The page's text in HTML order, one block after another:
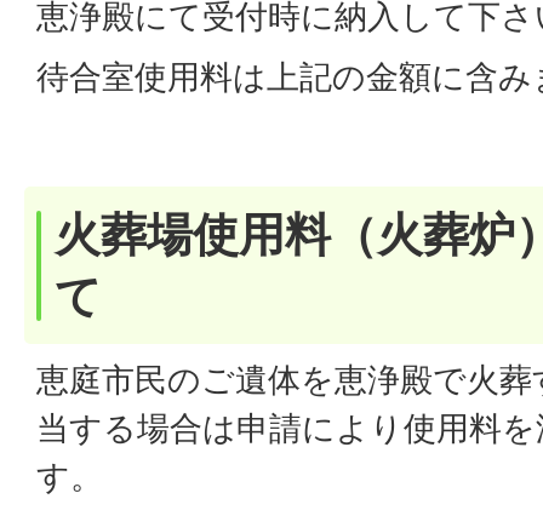
恵浄殿にて受付時に納入して下
待合室使用料は上記の金額に含み
火葬場使用料（火葬炉
て
恵庭市民のご遺体を恵浄殿で火
当する場合は申請により使用料
す。